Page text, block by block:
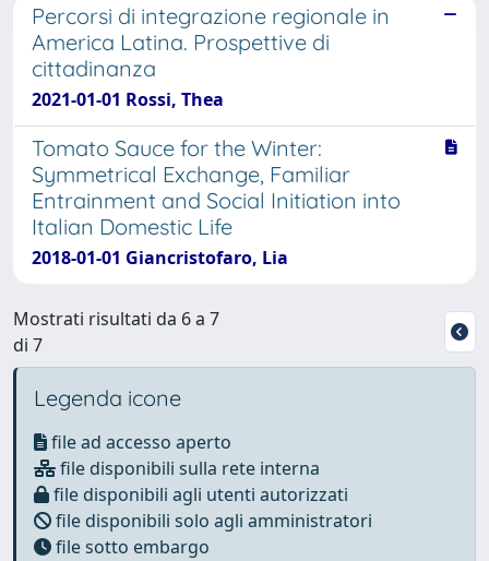
Percorsi di integrazione regionale in
America Latina. Prospettive di
cittadinanza
2021-01-01 Rossi, Thea
Tomato Sauce for the Winter:
Symmetrical Exchange, Familiar
Entrainment and Social Initiation into
Italian Domestic Life
2018-01-01 Giancristofaro, Lia
Mostrati risultati da 6 a 7
di 7
Legenda icone
file ad accesso aperto
file disponibili sulla rete interna
file disponibili agli utenti autorizzati
file disponibili solo agli amministratori
file sotto embargo